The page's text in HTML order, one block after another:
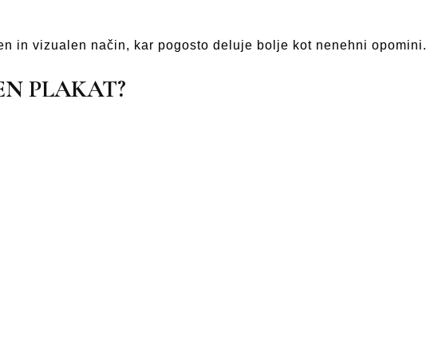
in vizualen način, kar pogosto deluje bolje kot nenehni opomini.
PLAKAT?